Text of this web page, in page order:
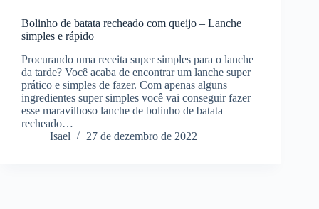
Bolinho de batata recheado com queijo – Lanche
simples e rápido
Procurando uma receita super simples para o lanche
da tarde? Você acaba de encontrar um lanche super
prático e simples de fazer. Com apenas alguns
ingredientes super simples você vai conseguir fazer
esse maravilhoso lanche de bolinho de batata
recheado…
Isael
27 de dezembro de 2022